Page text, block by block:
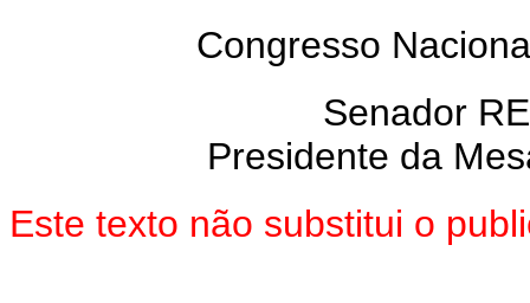
Congresso
Senador
Presidente da
Este texto não substitui o